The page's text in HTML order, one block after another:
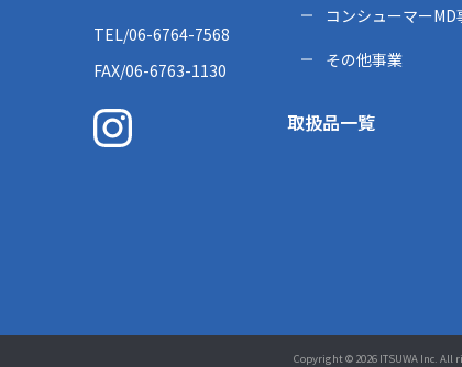
TEL/06-6764-7568
FAX/06-6763-1130
コンシューマーMD
その他事業
取扱品一覧
Copyright © 2026 ITSUWA Inc. All